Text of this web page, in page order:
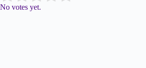
No votes yet.